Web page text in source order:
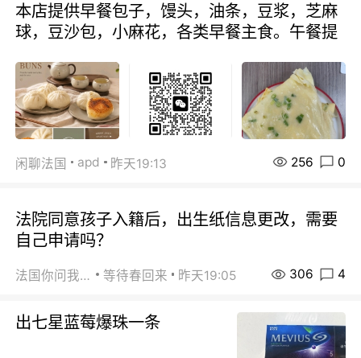
本店提供早餐包子，馒头，油条，豆浆，芝麻
球，豆沙包，小麻花，各类早餐主食。午餐提
闲聊法国 apd 昨天19:13 256 0
法院同意孩子入籍后，出生纸信息更改，需要
自己申请吗？
法国你问我答 等待春回来 昨天19:05 306 4
出七星蓝莓爆珠一条